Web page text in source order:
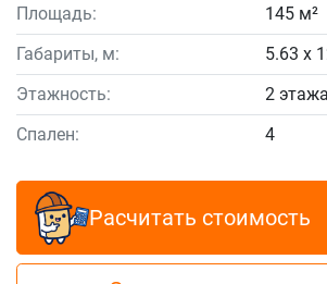
Площадь:
145 м²
Габариты, м:
5.63 x
Этажность:
2 этажа
Спален:
4
Расчитать стоимость